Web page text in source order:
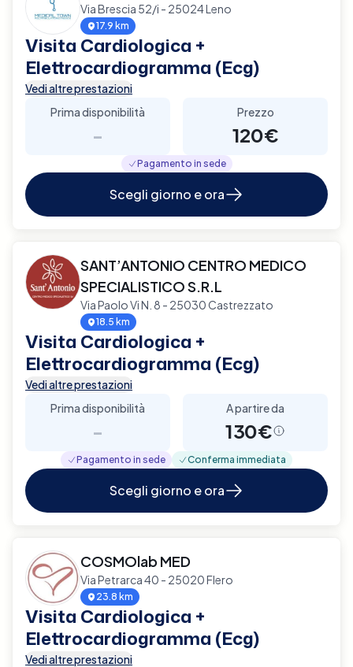
Via Brescia 52/i - 25024 Leno
17.9 km
Visita Cardiologica +
Elettrocardiogramma (Ecg)
Vedi altre prestazioni
Prima disponibilità
-
Prezzo
120€
Pagamento in sede
Scegli giorno e ora
SANT’ANTONIO CENTRO MEDICO
SPECIALISTICO S.R.L
Via Paolo Vi N. 8 - 25030 Castrezzato
18.5 km
Visita Cardiologica +
Elettrocardiogramma (Ecg)
Vedi altre prestazioni
Prima disponibilità
-
A partire da
130€
Pagamento in sede Conferma immediata
Scegli giorno e ora
COSMOlab MED
Via Petrarca 40 - 25020 Flero
23.8 km
Visita Cardiologica +
Elettrocardiogramma (Ecg)
Vedi altre prestazioni